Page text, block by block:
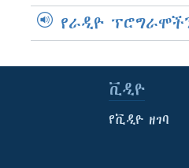
የራዲዮ
ቪዲዮ
የቪዲዮ ዘገባ